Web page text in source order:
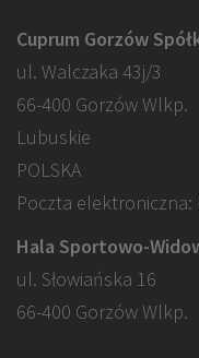
Cuprum Gorzów
ul. Walczaka 43j/3
66-400 Gorzów Wlkp.
Lubuskie
POLSKA
Poczta
Hala Sportowo-
ul. Słowiańska 16
66-400 Gorzów Wlkp.